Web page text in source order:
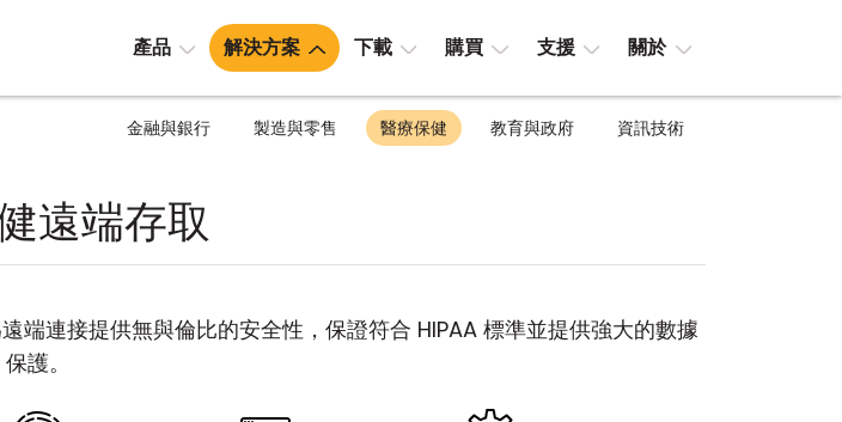
產品 解決方案 下載 購買 支援 關於
金融與銀行 製造與零售 醫療保健 教育與政府 資訊技術
遠端存取
連接提供無與倫比的安全性，保證符合 HIPAA 標準並提供強大的數據
保護。